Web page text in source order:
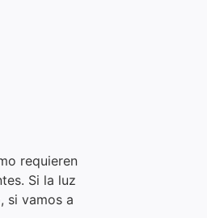
requieren
Si la luz
si vamos a